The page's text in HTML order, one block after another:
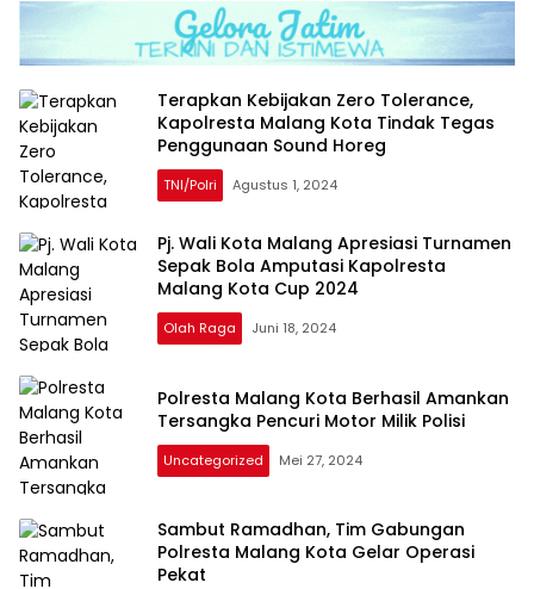
Terapkan Kebijakan Zero Tolerance,
Kapolresta Malang Kota Tindak Tegas
Penggunaan Sound Horeg
TNI/Polri Agustus 1, 2024
Pj. Wali Kota Malang Apresiasi Turnamen
Sepak Bola Amputasi Kapolresta
Malang Kota Cup 2024
Olah Raga Juni 18, 2024
Polresta Malang Kota Berhasil Amankan
Tersangka Pencuri Motor Milik Polisi
Uncategorized Mei 27, 2024
Sambut Ramadhan, Tim Gabungan
Polresta Malang Kota Gelar Operasi
Pekat